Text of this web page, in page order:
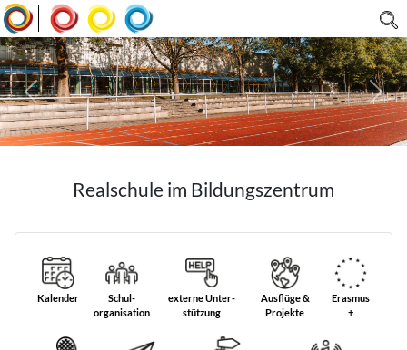
Realschule im Bildungszentrum
Kalender
Schul­
organisation
externe Unter­
stützung
Ausflüge &
Projekte
Erasmus
+